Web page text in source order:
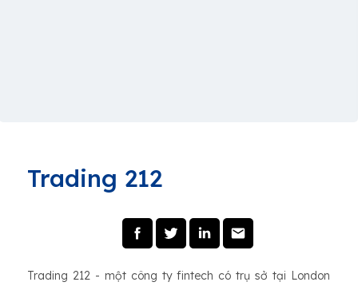
Trading 212
Trading 212 - một công ty fintech có trụ sở tại London